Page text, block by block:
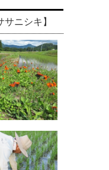
サニシキ】